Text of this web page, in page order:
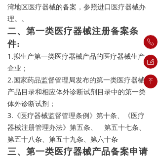
湾地区医疗器械的备案，参照进口医疗器械办
理。
。
二、第一类医疗器械注册备案条
件:
1.拟生产第一类医疗器械产品的医疗器械生产
企业；
2.国家药品监督管理局发布的第一类医疗器械
产品目录和相应体外诊断试剂目录中的第一类
体外诊断试剂；
3.《医疗器械监督管理条例》第十条、《医疗
器械注册管理办法》第五条、 第五十七条、
第五十八条、第五十九条、第六十条
三、第一类医疗器械产品备案申请
ꂅ
ꁸ
ꂐ